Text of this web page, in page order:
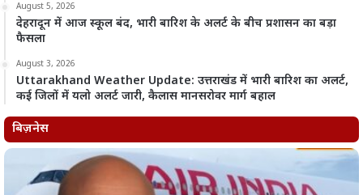
August 5, 2026
देहरादून में आज स्कूल बंद, भारी बारिश के अलर्ट के बीच प्रशासन का बड़ा
फैसला
August 3, 2026
Uttarakhand Weather Update: उत्तराखंड में भारी बारिश का अलर्ट,
कई जिलों में यलो अलर्ट जारी, कैलास मानसरोवर मार्ग बहाल
बिज़नेस